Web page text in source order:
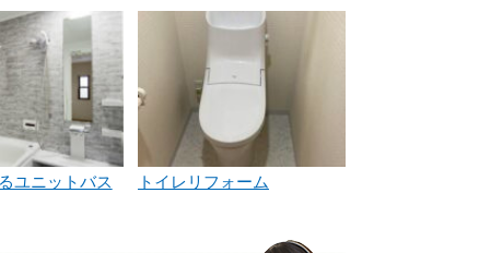
ユニットバス
トイレリフォーム